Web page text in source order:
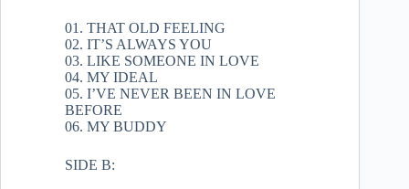
01. THAT OLD FEELING
02. IT’S ALWAYS YOU
03. LIKE SOMEONE IN LOVE
04. MY IDEAL
05. I’VE NEVER BEEN IN LOVE
BEFORE
06. MY BUDDY
SIDE B: